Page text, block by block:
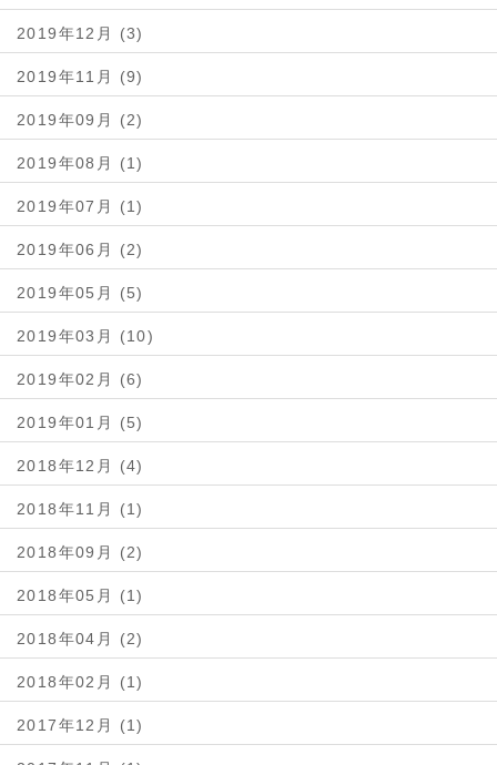
2019年12月 (3)
2019年11月 (9)
2019年09月 (2)
2019年08月 (1)
2019年07月 (1)
2019年06月 (2)
2019年05月 (5)
2019年03月 (10)
2019年02月 (6)
2019年01月 (5)
2018年12月 (4)
2018年11月 (1)
2018年09月 (2)
2018年05月 (1)
2018年04月 (2)
2018年02月 (1)
2017年12月 (1)